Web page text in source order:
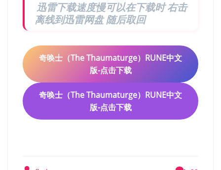
迅雷下载速度慢可以在下载时 右击
离线到迅雷网盘 随后取回
奇唤士（The Thaumaturge）RUNE中文
版-点击下载
奇唤士（The Thaumaturge）RUNE中文
版-点击下载